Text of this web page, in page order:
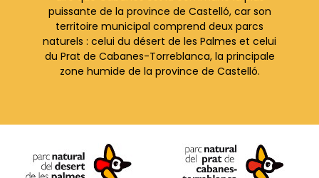
puissante de la province de Castelló, car son
territoire municipal comprend deux parcs
naturels : celui du désert de les Palmes et celui
du Prat de Cabanes-Torreblanca, la principale
zone humide de la province de Castelló.